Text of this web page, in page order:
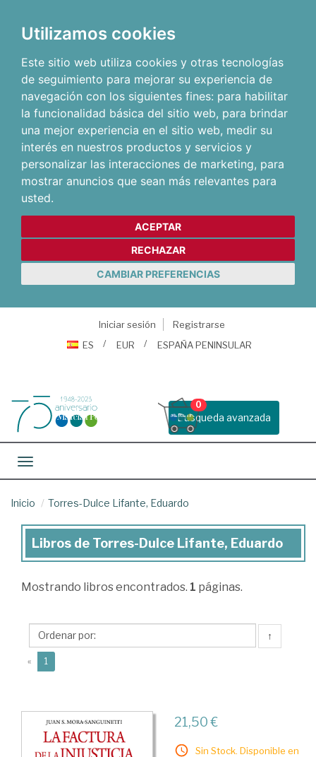
Utilizamos cookies
Este sitio web utiliza cookies y otras tecnologías
de seguimiento para mejorar su experiencia de
navegación con los siguientes fines: para habilitar
la funcionalidad básica del sitio web, para brindar
una mejor experiencia en el sitio web, medir su
interés en nuestros productos y servicios y
personalizar las interacciones de marketing, para
mostrar anuncios que sean más relevantes para
usted.
ACEPTAR
RECHAZAR
CAMBIAR PREFERENCIAS
Iniciar sesión
Registrarse
ES
EUR ESPAÑA PENINSULAR
Busqueda avanzada
0
Toggle navigation
Inicio Torres-Dulce Lifante, Eduardo
Libros
Torres-
Lifante,
Eduardo
Libros de Torres-Dulce Lifante, Eduardo
Mostrando libros encontrados. 1 páginas.
↑
« 1
21,50 €
Sin Stock. Disponible en